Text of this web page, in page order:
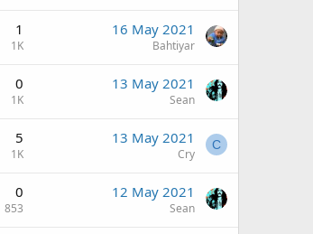
1
1K
16 May 2021
Bahtiyar
0
1K
13 May 2021
Sean
5
1K
13 May 2021
Cry
C
0
853
12 May 2021
Sean